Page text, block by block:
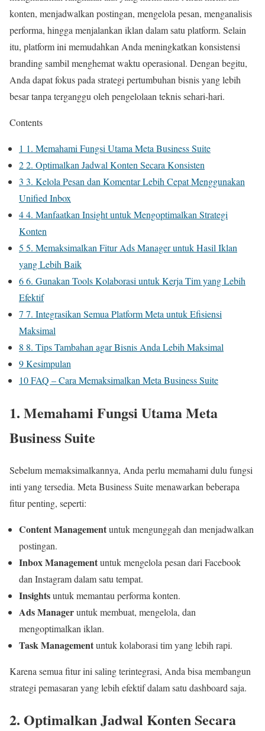
konten, menjadwalkan postingan, mengelola pesan, menganalisis
performa, hingga menjalankan iklan dalam satu platform. Selain
itu, platform ini memudahkan Anda meningkatkan konsistensi
branding sambil menghemat waktu operasional. Dengan begitu,
Anda dapat fokus pada strategi pertumbuhan bisnis yang lebih
besar tanpa terganggu oleh pengelolaan teknis sehari-hari.
Contents
1 1. Memahami Fungsi Utama Meta Business Suite
22. Optimalkan Jadwal Konten Secara Konsisten
3 3. Kelola Pesan dan Komentar Lebih Cepat Menggunakan
Unified Inbox
44. Manfaatkan Insight untuk Mengoptimalkan Strategi
Konten
5 5. Memaksimalkan Fitur Ads Manager untuk Hasil Iklan
yang Lebih Baik
66. Gunakan Tools Kolaborasi untuk Kerja Tim yang Lebih
Efektif
7 7. Integrasikan Semua Platform Meta untuk Efisiensi
Maksimal
8 8. Tips Tambahan agar Bisnis Anda Lebih Maksimal
9Kesimpulan
10FAQ – Cara Memaksimalkan Meta Business Suite
1. Memahami Fungsi Utama Meta
Business Suite
Sebelum memaksimalkannya, Anda perlu memahami dulu fungsi
inti yang tersedia. Meta Business Suite menawarkan beberapa
fitur penting, seperti:
Content Managementuntuk mengunggah dan menjadwalkan
postingan.
Inbox Managementuntuk mengelola pesan dari Facebook
dan Instagram dalam satu tempat.
Insightsuntuk memantau performa konten.
Ads Manageruntuk membuat, mengelola, dan
mengoptimalkan iklan.
Task Managementuntuk kolaborasi tim yang lebih rapi.
Karena semua fitur ini saling terintegrasi, Anda bisa membangun
strategi pemasaran yang lebih efektif dalam satu dashboard saja.
2. Optimalkan Jadwal Konten Secara